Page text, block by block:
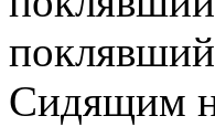
Сидящим